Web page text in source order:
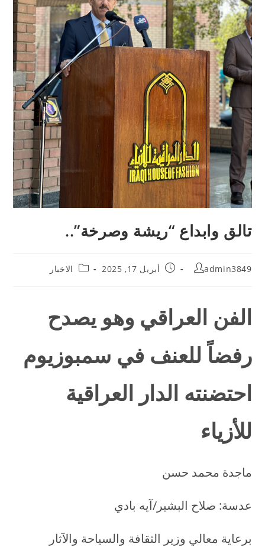
تالق وابداع “ريشة وصرخة”..
admin3849 أبريل 17, 2025 الاخبار
الفن العراقي وهو يصدح
رفضاً للعنف في سمبوزيوم
احتضنته الدار العراقية
للأزياء
ماجدة محمد حسن
عدسة: صلاح البشير/آيه بادي
برعاية معالي وزير الثقافة والسياحة والآثار